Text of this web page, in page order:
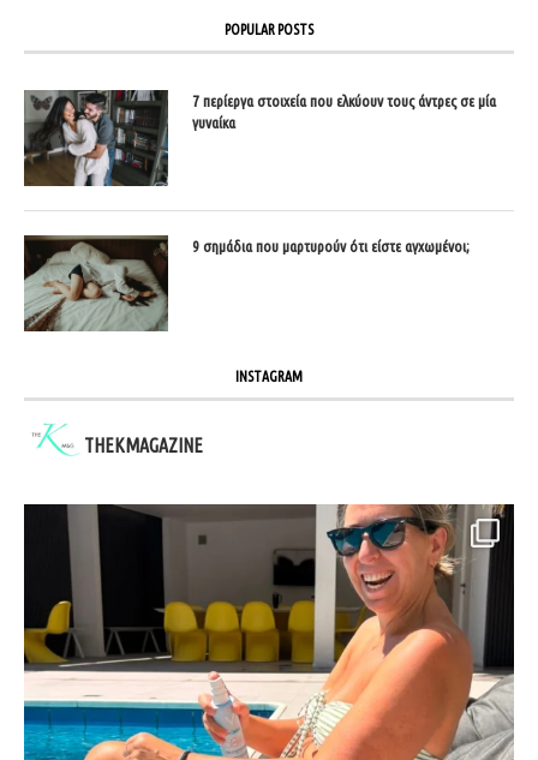
POPULAR POSTS
7 περίεργα στοιχεία που ελκύουν τους άντρες σε μία
γυναίκα
9 σημάδια που μαρτυρούν ότι είστε αγχωμένοι;
INSTAGRAM
THEKMAGAZINE